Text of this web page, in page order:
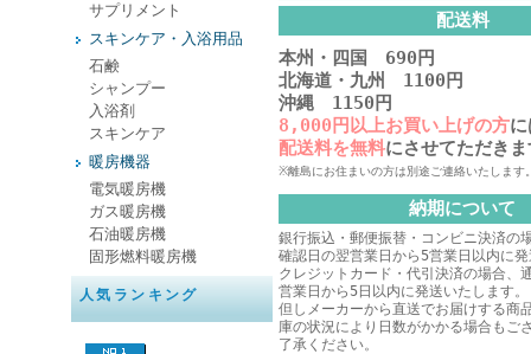
サプリメント
スキンケア・入浴用品
石鹸
シャンプー
入浴剤
スキンケア
暖房機器
電気暖房機
ガス暖房機
石油暖房機
固形燃料暖房機
人気ランキング
配送料
本州・四国 690円
北海道・九州 1100円
沖縄 1150円
8,000円以上お買い上げの方
配送料を無料にさせてただき
※離島にお住まいの方は別途ご連絡いたします
納期について
銀行振込・郵便振替・コンビニ決済の
確認日の翌営業日から5営業日以内に
クレジットカード・代引決済の場合、
営業日から5日以内に発送いたします。
但しメーカーから直送でお届けする商
庫の状況により日数がかかる場合もご
了承ください。